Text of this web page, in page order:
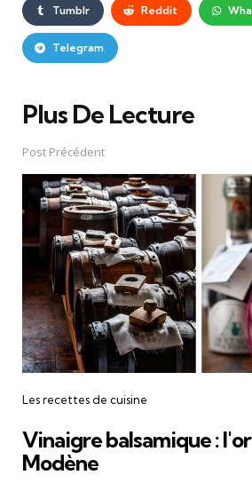
Tumblr Reddit
Telegram
Plus De Lecture
Post
navigation
Post Précédent
Les recettes de cuisine
Vinaigre balsamique :
Modène